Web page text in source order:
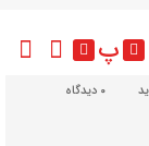
پ
دیدگاه